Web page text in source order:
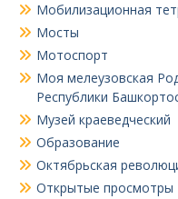
Мобилизационная
Мосты
Мотоспорт
Моя мелеузовская
Республики
Музей краеведческий
Образование
Октябрьская
Открытые просмотры